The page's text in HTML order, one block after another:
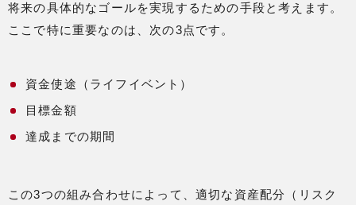
将来の具体的なゴールを実現するための手段と考えます。
ここで特に重要なのは、次の3点です。
資金使途（ライフイベント）
目標金額
達成までの期間
この3つの組み合わせによって、適切な資産配分（リスク